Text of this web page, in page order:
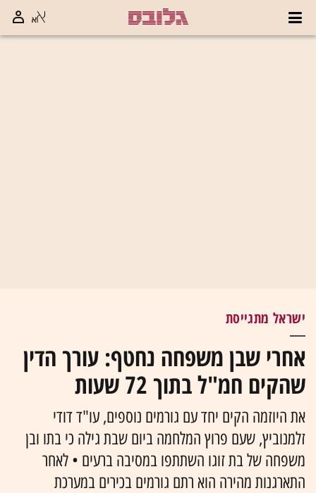
ישראל מתגייסת
אחרי שבן משפחה נחטף: עורך הדין
שהקים חמ"ל בתוך 72 שעות
את היוזמה הקים יחד עם גורמים נוספים, עו"ד דודי
זלמנוביץ, שעם פרוץ המלחמה ביום שבת גילה כי בתו ובן
משפחה של בת זוגו השתתפו במסיבה ברעים • לאחר
התארגנות מהירה הוא רתם גורמים בכירים במערכת